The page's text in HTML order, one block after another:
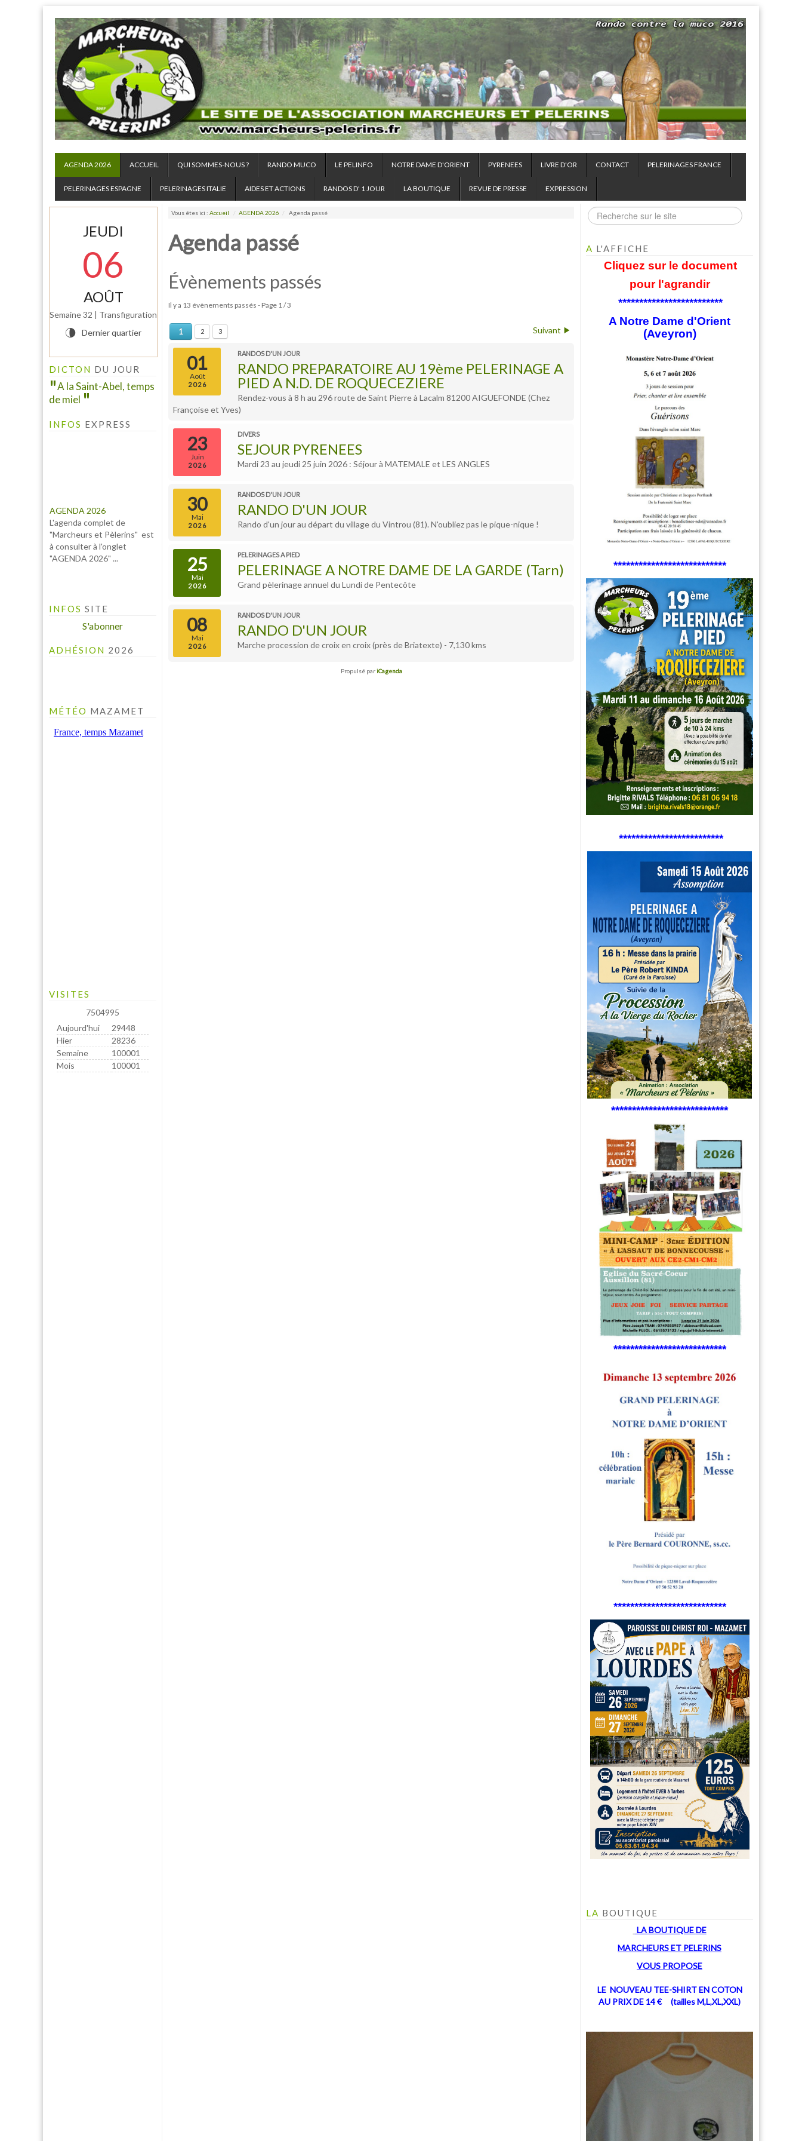
AGENDA 2026 ACCUEIL QUI SOMMES-NOUS ? RANDO MUCO LE PELINFO NOTRE DAME D'ORIENT PYRENEES LIVRE D'OR CONTACT PELERINAGES FRANCE
PELERINAGES ESPAGNE PELERINAGES ITALIE AIDES ET ACTIONS RANDOS D' 1 JOUR LA BOUTIQUE REVUE DE PRESSE EXPRESSION
Vous êtes ici : Accueil / AGENDA 2026 / Agenda passé
Agenda passé
Évènements passés
Il y a 13 évènements passés - Page 1 / 3
1 2 3 Suivant
01
Août
2026
RANDOS D'UN JOUR
RANDO PREPARATOIRE AU 19ème PELERINAGE A
PIED A N.D. DE ROQUECEZIERE
Rendez-vous à 8 h au 296 route de Saint Pierre à Lacalm 81200 AIGUEFONDE (Chez
Françoise et Yves)
23
Juin
2026
DIVERS
SEJOUR PYRENEES
Mardi 23 au jeudi 25 juin 2026 : Séjour à MATEMALE et LES ANGLES
30
Mai
2026
RANDOS D'UN JOUR
RANDO D'UN JOUR
Rando d'un jour au départ du village du Vintrou (81). N'oubliez pas le pique-nique !
25
Mai
2026
PELERINAGES A PIED
PELERINAGE A NOTRE DAME DE LA GARDE (Tarn)
Grand pèlerinage annuel du Lundi de Pentecôte
08
Mai
2026
RANDOS D'UN JOUR
RANDO D'UN JOUR
Marche procession de croix en croix (près de Briatexte) - 7,130 kms
Propulsé pariCagenda
JEUDI
06
AOÛT
Semaine 32 | Transfiguration
U Dernier quartier
DICTON DU JOUR
A la Saint-Abel, temps
de miel
INFOS EXPRESS
INFO PELINFO
A consulter à la rubrique "LE
"Marcheurs et Pèlerins" est
à consulter à l'onglet
"AGENDA 2026" ...
INFOS SITE
S'abonner
ADHÉSION 2026
MÉTÉO MAZAMET
VISITES
7504995
Aujourd'hui
29448
Hier
28236
Semaine
100001
Mois
100001
A L'AFFICHE
Cliquez sur le document
pour l'agrandir
*************************
A Notre Dame d'Orient
(Aveyron)
***************************
*************************
****************************
***************************
***************************
LA BOUTIQUE
LA BOUTIQUEDE
MARCHEURS ET PELERINS
VOUS PROPOSE
LE NOUVEAU TEE-SHIRT EN COTON
AU PRIX DE 14 € (tailles M,L,XL,XXL)